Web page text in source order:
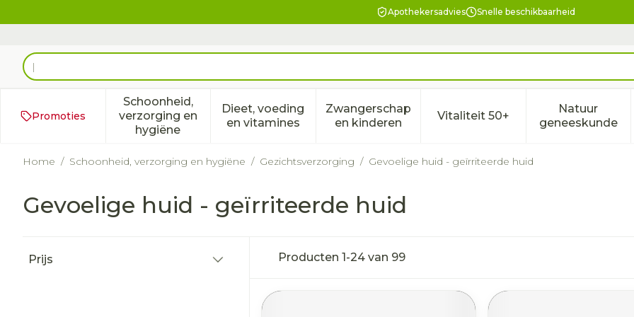
Apothekersadvies Snelle beschikbaarheid
Product, merk, categorie...
Promoties
Schoonheid,
verzorging en
hygiëne
Toon submenu voor Schoonheid, verzorging en hygiëne categorie
Dieet, voeding
en vitaminesToon submenu voor Dieet, voeding en vitamines categorie
Zwangerschap
en kinderenToon submenu voor Zwangerschap en
Vitaliteit 50+Toon submenu voor
Natuur
geneeskunde
Toon
Home / Schoonheid, verzorging en hygiëne / Gezichtsverzorging / Gevoelige huid - geïrriteerde huid
Gevoelige huid - geïrriteerde huid
Prijs
Producten 1-24 van 99